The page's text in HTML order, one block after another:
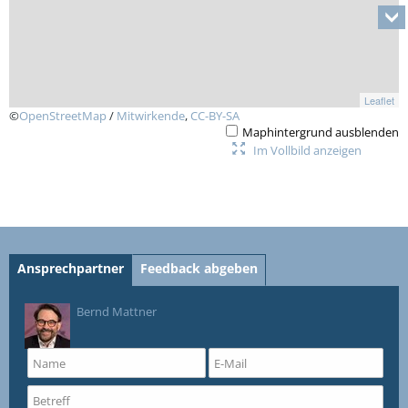
Leaflet
©OpenStreetMap/ Mitwirkende, CC-BY-SA
Maphintergrund ausblenden
Im Vollbild anzeigen
Ansprechpartner Feedback abgeben
Bernd Mattner